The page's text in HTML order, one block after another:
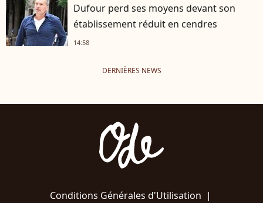
Dufour perd ses moyens devant son
établissement réduit en cendres
14:58
DERNIÈRES NEWS
Conditions Générales d'Utilisation |